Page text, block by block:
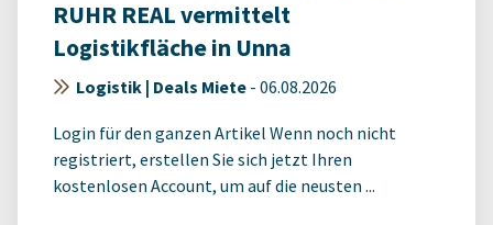
RUHR REAL vermittelt
Logistikfläche in Unna
Logistik | Deals Miete - 06.08.2026
Login für den ganzen Artikel Wenn noch nicht
registriert, erstellen Sie sich jetzt Ihren
kostenlosen Account, um auf die neusten ...